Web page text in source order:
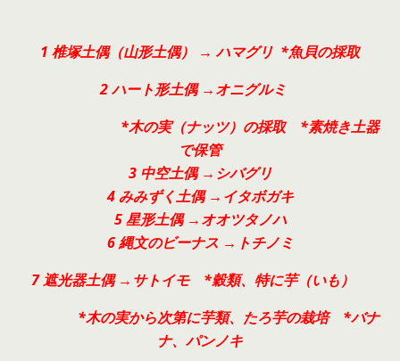
1 椎塚土偶（山形土偶） → ハマグリ *魚貝の採取
2 ハート形土偶 →オニグルミ
*木の実（ナッツ）の採取 *素焼き土器
で保管
3 中空土偶 →シバグリ
4 みみずく土偶 →イタボガキ
5 星形土偶 →オオツタノハ
6 縄文のビーナス →トチノミ
7 遮光器土偶 →サトイモ *穀類、特に芋（いも）
*木の実から次第に芋類、たろ芋の栽培 *バナ
ナ、パンノキ